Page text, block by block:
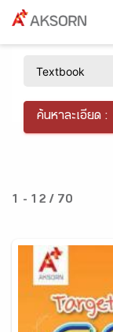
ค้นหาละเอียด :
1 - 12 / 70